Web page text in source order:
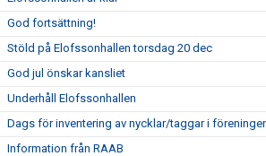
God fortsättning!
Stöld på Elofssonhallen torsdag 20 dec
God jul önskar kansliet
Underhåll Elofssonhallen
Dags för inventering av nycklar/taggar i
Information från RAAB